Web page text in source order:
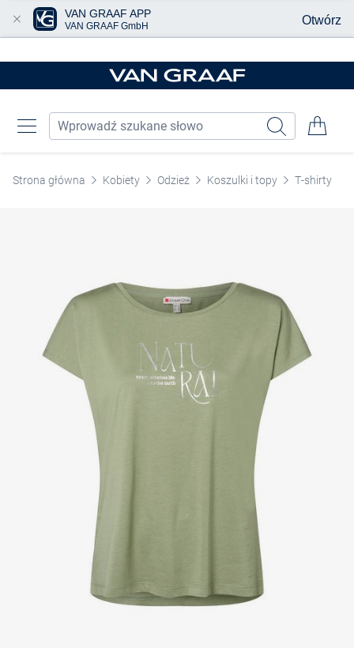
Strona główna Kobiety Odzież Koszulki i topy T-shirty
VAN GRAAF APP
VAN GRAAF GmbH Otwórz